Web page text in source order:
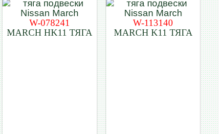
W-078241
MARCH HK11 ТЯГА
W-113140
MARCH K11 ТЯГА